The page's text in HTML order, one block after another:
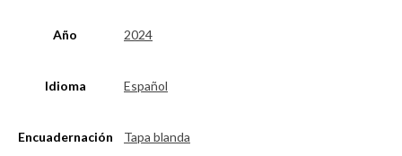
Año 2024
Idioma Español
Encuadernación Tapa blanda